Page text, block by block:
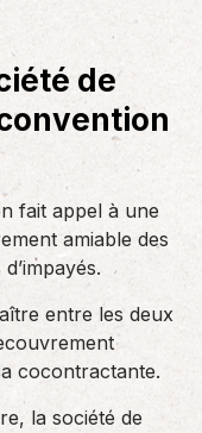
de
fait appel à une
amiable des
entre les deux
cocontractante.
la société de